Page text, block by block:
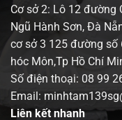
Cơ sở 2: Lô 12 đường
Ngũ Hành Sơn, Đà
cơ sở 3 125 đường số
hóc Môn,Tp Hồ Chí
Số điện thoại: 08 99
Email:
Liên kết nhanh